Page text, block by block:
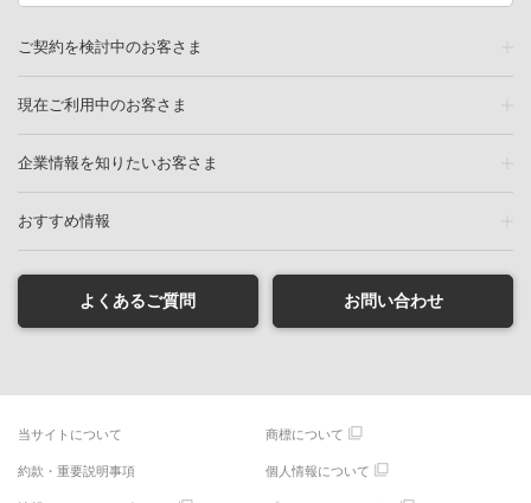
ご契約を検討中のお客さま
現在ご利用中のお客さま
企業情報を知りたいお客さま
おすすめ情報
よくあるご質問 お問い合わせ
当サイトについて 商標について
約款・重要説明事項 個人情報について